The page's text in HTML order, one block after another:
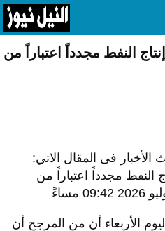
النفط مجدداً اعتباراً من
فى المقال الاتي:
النفط مجدداً اعتباراً من
الأربعاء أن من المرجح أن